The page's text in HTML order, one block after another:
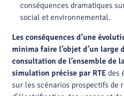
conséquences dramatiques
social et environnemental.
Les conséquences d’une
minima faire l’objet d’un large
consultation de l’ensemble de
simulation précise par RTE des
sur les scénarios prospectifs de